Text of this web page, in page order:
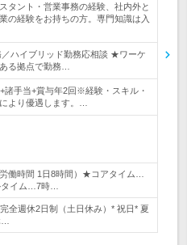
タント・営業事務の経験、社内外と
の経験をお持ちの方。専門知識は入
ハイブリッド勤務応相談 ★ワーケ
る拠点で勤務…
諸手当+賞与年2回※経験・スキル・
より優遇します。…
働時間 1日8時間）★コアタイム…
イム…7時…
全週休2日制（土日休み）* 祝日* 夏